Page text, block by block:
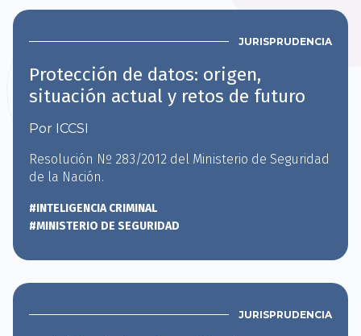
JURISPRUDENCIA
Protección de datos: origen,
situación actual y retos de futuro
Por ICCSI
Resolución Nº 283/2012 del Ministerio de Seguridad
de la Nación.
#INTELIGENCIA CRIMINAL
#MINISTERIO DE SEGURIDAD
JURISPRUDENCIA